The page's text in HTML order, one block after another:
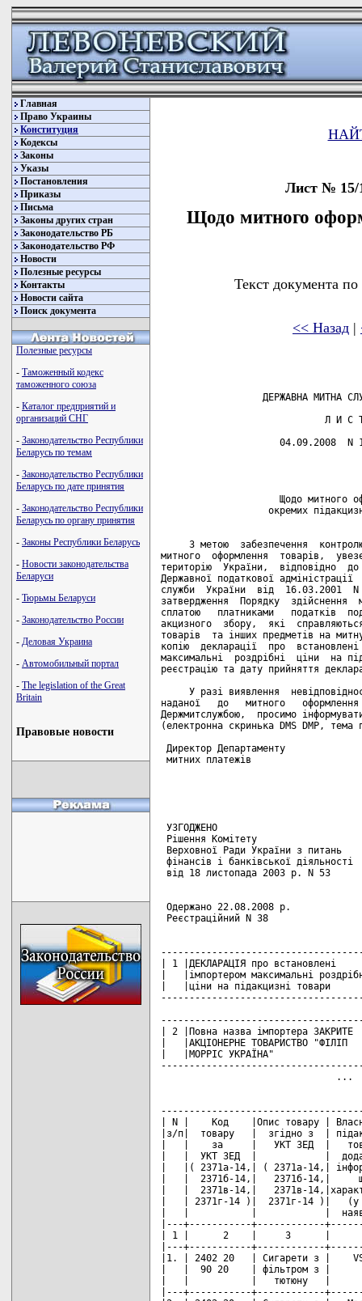
Главная
Право Украины
Конституция
Кодексы
Законы
Указы
Постановления
Приказы
Письма
Законы других стран
Законодательство РБ
Законодательство РФ
Новости
Полезные ресурсы
Контакты
Новости сайта
Поиск документа
Полезные ресурсы
- Таможенный кодекс
таможенного союза
- Каталог предприятий и
организаций СНГ
- Законодательство Республики
Беларусь по темам
- Законодательство Республики
Беларусь по дате принятия
- Законодательство Республики
Беларусь по органу принятия
- Законы Республики Беларусь
- Новости законодательства
Беларуси
- Тюрьмы Беларуси
- Законодательство России
- Деловая Украина
- Автомобильный портал
- The legislation of the Great
Britain
Правовые новости
Лист № 15/
Щодо митного
Текст документа
<< Назад |
ДЕРЖАВНА МИТНА
Л И С
04.09.2008  N
Щодо митного
окремих
З метою  забезпечення
митного  оформлення  товарів,
територію  України,  відповідно
Державної податкової
служби  України  від  16.03.2001
затвердження  Порядку  здійснення
сплатою   платниками   податків
акцизного  збору,  які
товарів  та інших предметів на
копію  декларації  про
максимальні  роздрібні  ціни  на
реєстрацію та дату прийняття
У разі виявлення
наданої   до   митного
Держмитслужбою,  просимо
(електронна скринька DMS DMP,
Директор Департаменту
митних платежів
УЗГОДЖЕНО
Рішення Комітету
Верховної Ради України з питань
фінансів і банківської
від 18 листопада 2003 р. N 53
Одержано 22.08.2008 р.
Реєстраційний N 38
| 1 |ДЕКЛАРАЦІЯ про
|   |імпортером максимальні
|   |ціни на підакцизні
| 2 |Повна назва імпортера
|   |АКЦІОНЕРНЕ ТОВАРИСТВО
|   |МОРРІС УКРАЇНА"
                               ...
| N |    Код    |Опис товару |
|з/п|  товару   |  згідно з  |
|   |    за     |   УКТ ЗЕД  |
|   |  УКТ ЗЕД  |            |
|   |( 2371а-14,| ( 2371а-14,|
|   |  2371б-14,|   2371б-14,|
|   |  2371в-14,|   2371в-
|   | 2371г-14 )|  2371г-14
|   |           |            |
|---+-----------+------------
| 1 |      2    |     3      |
|---+-----------+------------
|1. | 2402 20   | Сигарети з |
|   |  90 20    | фільтром з |
|   |           |   тютюну   |
|---+-----------+------------